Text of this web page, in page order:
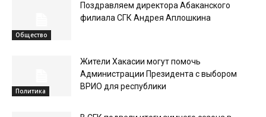
Общество
Поздравляем директора Абаканского
филиала СГК Андрея Аплошкина
Политика
Жители Хакасии могут помочь
Администрации Президента с выбором
ВРИО для республики